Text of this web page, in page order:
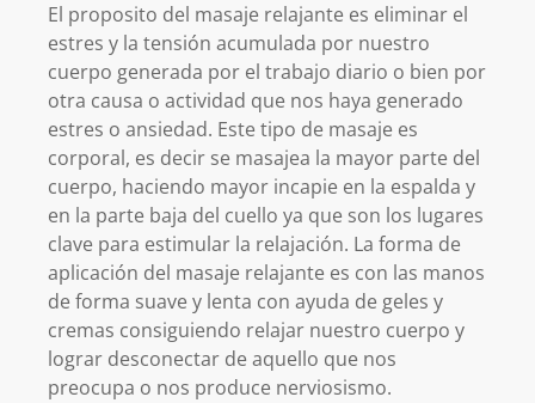
El proposito del masaje relajante es eliminar el
estres y la tensión acumulada por nuestro
cuerpo generada por el trabajo diario o bien por
otra causa o actividad que nos haya generado
estres o ansiedad. Este tipo de masaje es
corporal, es decir se masajea la mayor parte del
cuerpo, haciendo mayor incapie en la espalda y
en la parte baja del cuello ya que son los lugares
clave para estimular la relajación. La forma de
aplicación del masaje relajante es con las manos
de forma suave y lenta con ayuda de geles y
cremas consiguiendo relajar nuestro cuerpo y
lograr desconectar de aquello que nos
preocupa o nos produce nerviosismo.